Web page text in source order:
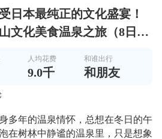
日本最纯正的文化盛宴！
化美食温泉之旅（8日自
人均花费
9.0千
和谁出行
和朋友
多年的温泉情怀，总想在冬日的午
在树林中静谧的温泉里，只是想象